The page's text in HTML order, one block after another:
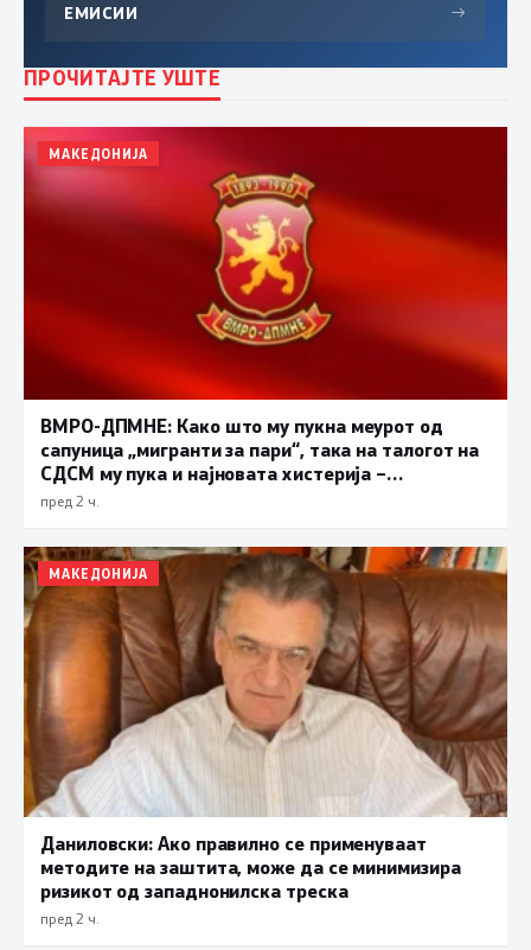
ЕМИСИИ →
ПРОЧИТАЈТЕ УШТЕ
МАКЕДОНИЈА
ВМРО-ДПМНЕ: Како што му пукна меурот од
сапуница „мигранти за пари“, така на талогот на
СДСМ му пука и најновата хистерија –
прифаќање на француски предлог
пред 2 ч.
МАКЕДОНИЈА
Даниловски: Ако правилно се применуваат
методите на заштита, може да се минимизира
ризикот од западнонилска треска
пред 2 ч.